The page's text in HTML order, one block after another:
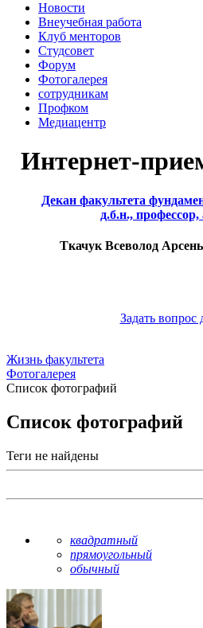
Новости
Внеучебная работа
Клуб менторов
Студсовет
Форум
Фотогалерея
сотрудникам
Профком
Медиацентр
Интернет-
Декан факультета
д.б.н.,
Ткачук Всеволод
Задать вопрос
Жизнь факультета
Фотогалерея
Список фотографий
Список фотографий
Теги не найдены
квадратный
прямоугольный
обычный